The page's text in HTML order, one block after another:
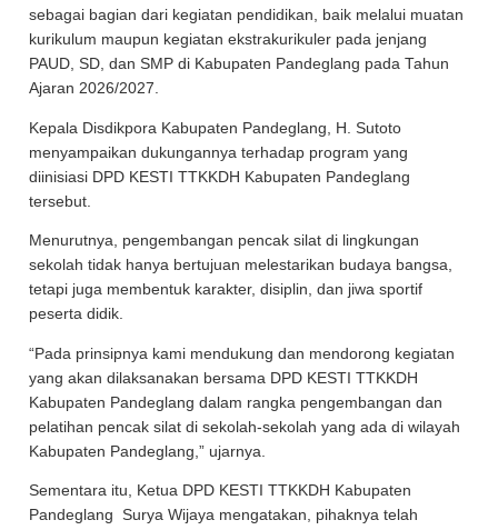
sebagai bagian dari kegiatan pendidikan, baik melalui muatan
kurikulum maupun kegiatan ekstrakurikuler pada jenjang
PAUD, SD, dan SMP di Kabupaten Pandeglang pada Tahun
Ajaran 2026/2027.
Kepala Disdikpora Kabupaten Pandeglang, H. Sutoto
menyampaikan dukungannya terhadap program yang
diinisiasi DPD KESTI TTKKDH Kabupaten Pandeglang
tersebut.
Menurutnya, pengembangan pencak silat di lingkungan
sekolah tidak hanya bertujuan melestarikan budaya bangsa,
tetapi juga membentuk karakter, disiplin, dan jiwa sportif
peserta didik.
“Pada prinsipnya kami mendukung dan mendorong kegiatan
yang akan dilaksanakan bersama DPD KESTI TTKKDH
Kabupaten Pandeglang dalam rangka pengembangan dan
pelatihan pencak silat di sekolah-sekolah yang ada di wilayah
Kabupaten Pandeglang,” ujarnya.
Sementara itu, Ketua DPD KESTI TTKKDH Kabupaten
Pandeglang Surya Wijaya mengatakan, pihaknya telah